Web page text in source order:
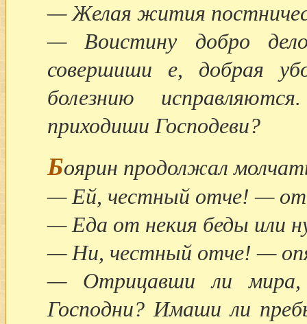
— Желая жития
— Воистину добро
совершиши е, добрая
болезнию
приходиши Господеви?
Боярин продолжал
— Ей, честный отче! —
— Еда от некия беды или
— Ни, честный отче! —
— Отрицавши ли
Господни? Имаши ли